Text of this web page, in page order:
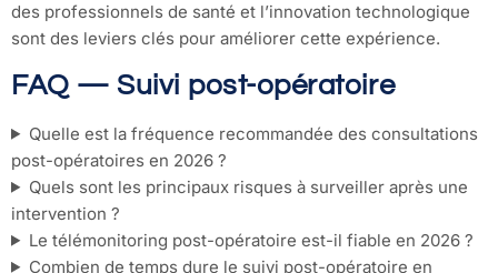
des professionnels de santé et l’innovation technologique
sont des leviers clés pour améliorer cette expérience.
FAQ — Suivi post-opératoire
Quelle est la fréquence recommandée des consultations
post-opératoires en 2026 ?
Quels sont les principaux risques à surveiller après une
intervention ?
Le télémonitoring post-opératoire est-il fiable en 2026 ?
Combien de temps dure le suivi post-opératoire en